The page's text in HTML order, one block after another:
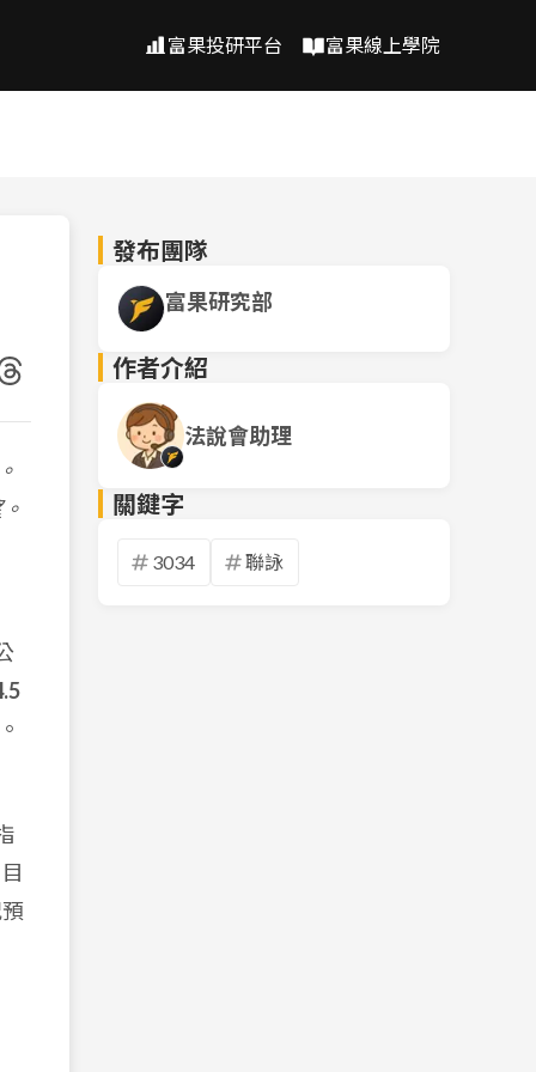
富果投研平台 富果線上學院
。
發布團隊
富果研究部
作者介紹
法說會助理
關鍵字
3034 聯詠